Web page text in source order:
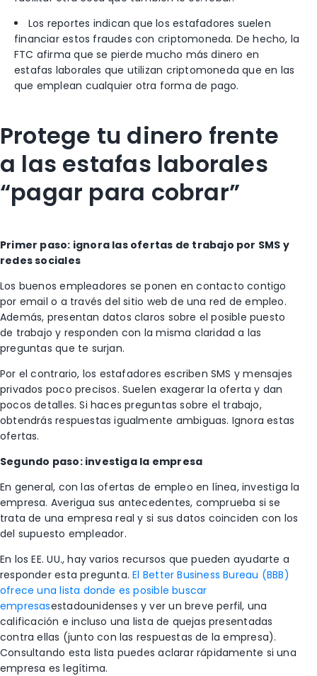
Los reportes indican que los estafadores suelen
financiar estos fraudes con criptomoneda. De hecho, la
FTC afirma que se pierde mucho más dinero en
estafas laborales que utilizan criptomoneda que en las
que emplean cualquier otra forma de pago.
Protege tu dinero frente
a las estafas laborales
“pagar para cobrar”
Primer paso: ignora las ofertas de trabajo por SMS y
redes sociales
Los buenos empleadores se ponen en contacto contigo
por email o a través del sitio web de una red de empleo.
Además, presentan datos claros sobre el posible puesto
de trabajo y responden con la misma claridad a las
preguntas que te surjan.
Por el contrario, los estafadores escriben SMS y mensajes
privados poco precisos. Suelen exagerar la oferta y dan
pocos detalles. Si haces preguntas sobre el trabajo,
obtendrás respuestas igualmente ambiguas. Ignora estas
ofertas.
Segundo paso: investiga la empresa
En general, con las ofertas de empleo en línea, investiga la
empresa. Averigua sus antecedentes, comprueba si se
trata de una empresa real y si sus datos coinciden con los
del supuesto empleador.
En los EE. UU., hay varios recursos que pueden ayudarte a
responder esta pregunta.El Better Business Bureau (BBB)
ofrece una lista donde es posible buscar
empresasestadounidenses y ver un breve perfil, una
calificación e incluso una lista de quejas presentadas
contra ellas (junto con las respuestas de la empresa).
Consultando esta lista puedes aclarar rápidamente si una
empresa es legítima.